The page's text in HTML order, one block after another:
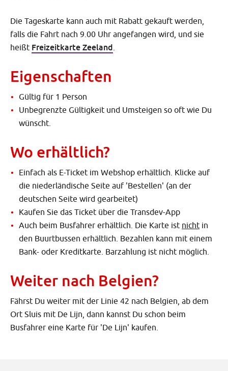
Die Tageskarte kann auch mit Rabatt gekauft werden,
falls die Fahrt nach 9.00 Uhr angefangen wird, und sie
heißt Freizeitkarte Zeeland
Eigenschaften
Gültig für 1 Person
Unbegrenzte Gültigkeit und Umsteigen so oft wie Du
wünscht.
Wo erhältlich?
Einfach als E-Ticket im Webshop erhältlich. Klicke auf
die niederländische Seite auf 'Bestellen' (an der
deutschen Seite wird gearbeitet)
Kaufen Sie das Ticket über die Transdev-App
Auch beim Busfahrer erhältlich. Die Karte ist nicht in
den Buurtbussen erhältlich. Bezahlen kann mit einem
Bank- oder Kreditkarte. Barzahlung ist nicht möglich.
Weiter nach Belgien?
Fährst Du weiter mit der Linie 42 nach Belgien, ab dem
Ort Sluis mit De Lijn, dann kannst Du schon beim
Busfahrer eine Karte für 'De Lijn' kaufen.